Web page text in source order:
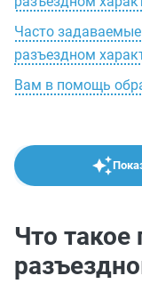
Часто
разъездном
Вам в помощь
Что